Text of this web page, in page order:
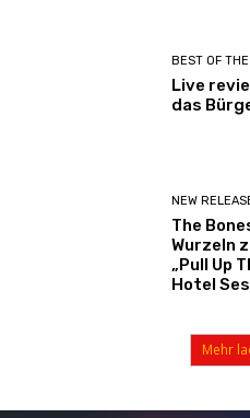
BEST OF
Live
das
NEW
The
Wurzeln
„Pull Up
Hotel
Mehr